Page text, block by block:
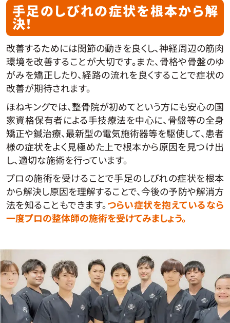
手足のしびれの症状を根本から解
決！
改善するためには関節の動きを良くし、神経周辺の筋肉
環境を改善することが大切です。また、骨格や骨盤のゆ
がみを矯正したり、経路の流れを良くすることで症状の
改善が期待されます。
ほねキングでは、整骨院が初めてという方にも安心の国
家資格保有者による手技療法を中心に、骨盤等の全身
矯正や鍼治療、最新型の電気施術器等を駆使して、患者
様の症状をよく見極めた上で根本から原因を見つけ出
し、適切な施術を行っています。
プロの施術を受けることで手足のしびれの症状を根本
から解決し原因を理解することで、今後の予防や解消方
法を知ることもできます。つらい症状を抱えているなら
一度プロの整体師の施術を受けてみましょう。